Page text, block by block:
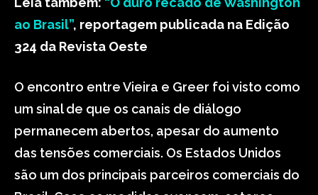
ao Brasil”, reportagem publicada na Edição
324 da Revista Oeste
O encontro entre Vieira e Greer foi visto como
um sinal de que os canais de diálogo
permanecem abertos, apesar do aumento
das tensões comerciais. Os Estados Unidos
são um dos principais parceiros comerciais do